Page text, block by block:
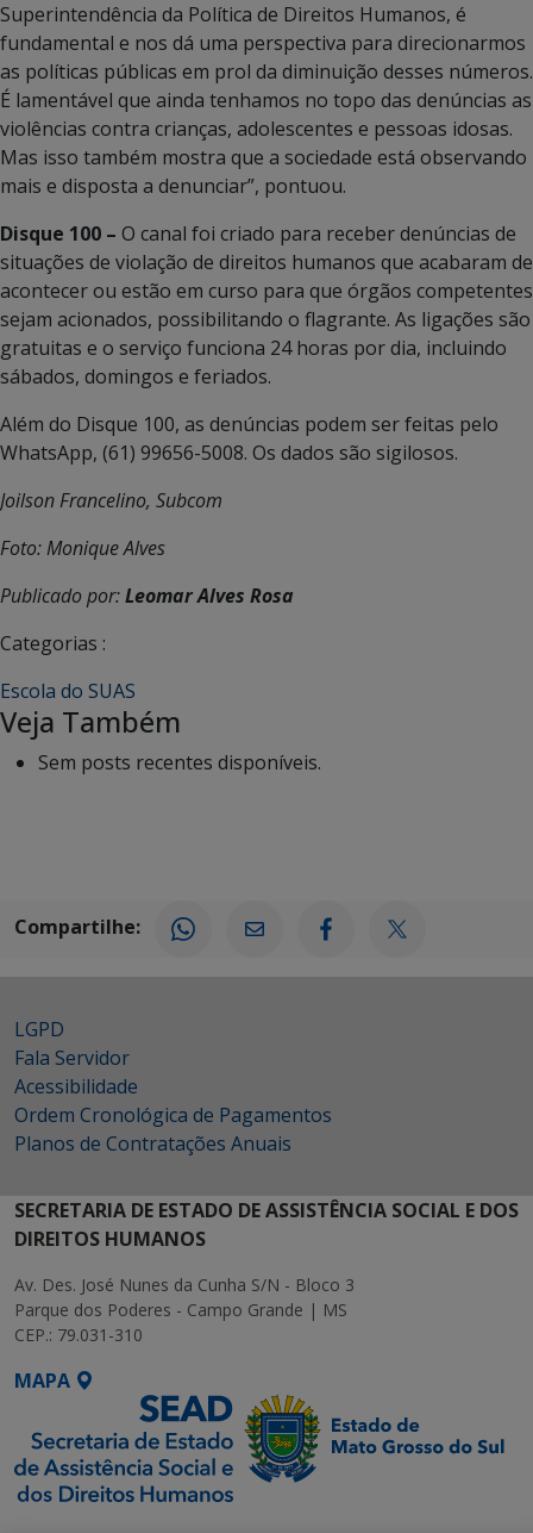
Superintendência da Política de Direitos Humanos, é
fundamental e nos dá uma perspectiva para direcionarmos
as políticas públicas em prol da diminuição desses números.
É lamentável que ainda tenhamos no topo das denúncias as
violências contra crianças, adolescentes e pessoas idosas.
Mas isso também mostra que a sociedade está observando
mais e disposta a denunciar”, pontuou.
Disque 100 – O canal foi criado para receber denúncias de
situações de violação de direitos humanos que acabaram de
acontecer ou estão em curso para que órgãos competentes
sejam acionados, possibilitando o flagrante. As ligações são
gratuitas e o serviço funciona 24 horas por dia, incluindo
sábados, domingos e feriados.
Além do Disque 100, as denúncias podem ser feitas pelo
WhatsApp, (61) 99656-5008. Os dados são sigilosos.
Joilson Francelino, Subcom
Foto: Monique Alves
Publicado por:Leomar Alves Rosa
Categorias :
Escola do SUAS
Veja Também
Sem posts recentes disponíveis.
Compartilhe:
LGPD
Fala Servidor
Acessibilidade
Ordem Cronológica de Pagamentos
Planos de Contratações Anuais
SECRETARIA DE ESTADO DE ASSISTÊNCIA SOCIAL E DOS
DIREITOS HUMANOS
Av. Des. José Nunes da Cunha S/N - Bloco 3
Parque dos Poderes - Campo Grande | MS
CEP.: 79.031-310
MAPA